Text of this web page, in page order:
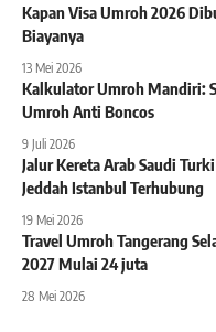
Kapan Visa Umroh 2026
Biayanya
13 Mei 2026
Kalkulator Umroh Mandiri:
Umroh Anti Boncos
9 Juli 2026
Jalur Kereta Arab Saudi
Jeddah Istanbul Terhubung
19 Mei 2026
Travel Umroh Tangerang
2027 Mulai 24 juta
28 Mei 2026